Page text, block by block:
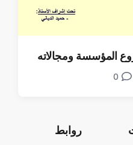
المؤسسة ومجالاته
0
روابط